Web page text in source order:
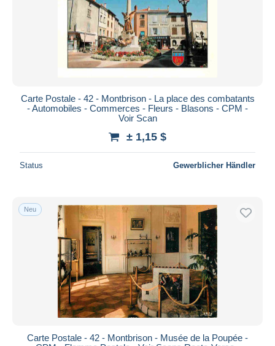
Carte Postale - 42 - Montbrison - La place des combatants
- Automobiles - Commerces - Fleurs - Blasons - CPM -
Voir Scan
± 1,15 $
Status Gewerblicher Händler
Neu
Carte Postale - 42 - Montbrison - Musée de la Poupée -